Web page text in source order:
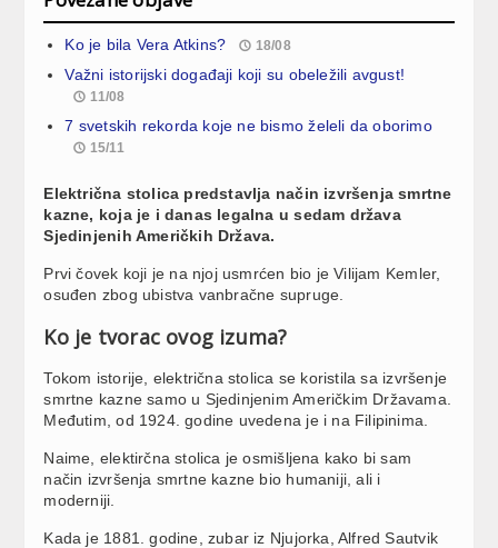
Ko je bila Vera Atkins? 18/08
Važni istorijski događaji koji su obeležili avgust!
11/08
7 svetskih rekorda koje ne bismo želeli da oborimo
15/11
Električna stolica predstavlja način izvršenja smrtne
kazne, koja je i danas legalna u sedam država
Sjedinjenih Američkih Država.
Prvi čovek koji je na njoj usmrćen bio je Vilijam Kemler,
osuđen zbog ubistva vanbračne supruge.
Ko je tvorac ovog izuma?
Tokom istorije, električna stolica se koristila sa izvršenje
smrtne kazne samo u Sjedinjenim Američkim Državama.
Međutim, od 1924. godine uvedena je i na Filipinima.
Naime, elektirčna stolica je osmišljena kako bi sam
način izvršenja smrtne kazne bio humaniji, ali i
moderniji.
Kada je 1881. godine, zubar iz Njujorka, Alfred Sautvik